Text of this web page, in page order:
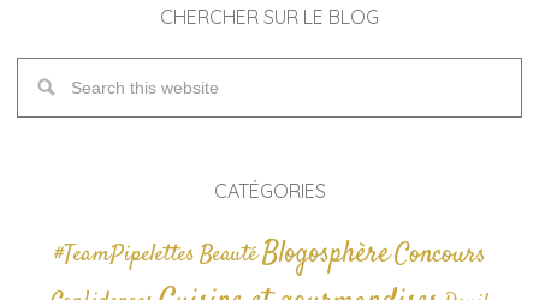
CHERCHER SUR LE BLOG
CATÉGORIES
#TeamPipelettesBeautéBlogosphèreConcours